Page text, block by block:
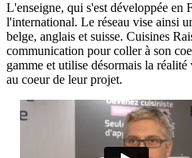
L'enseigne, qui s'est développée en
l'international. Le réseau vise ainsi
belge, anglais et suisse. Cuisines
communication pour coller à son
gamme et utilise désormais la
au coeur de leur projet.